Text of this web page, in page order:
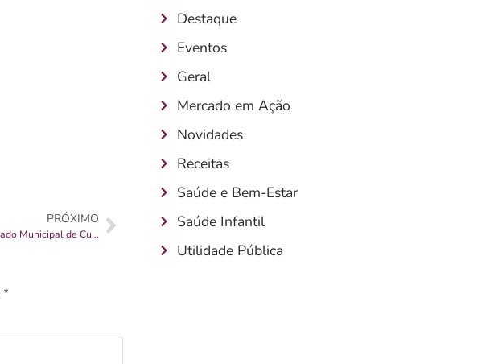
PRÓXIMO
Confira o horário de funcionamento do Mercado Municipal de Curitiba para o Carnaval
*
Destaque
Eventos
Geral
Mercado em Ação
Novidades
Receitas
Saúde e Bem-Estar
Saúde Infantil
Utilidade Pública